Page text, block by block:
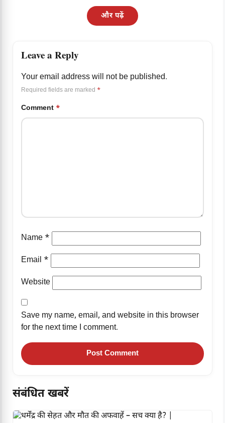
और पढ़ें
Leave a Reply
Your email address will not be published.
Required fields are marked *
Comment *
Name *
Email *
Website
Save my name, email, and website in this browser
for the next time I comment.
संबंधित खबरें